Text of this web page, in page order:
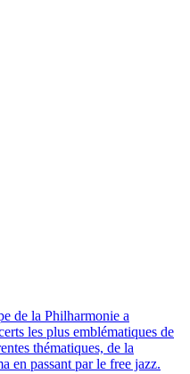
de la Philharmonie a
les plus emblématiques de
thématiques, de la
en passant par le free jazz.